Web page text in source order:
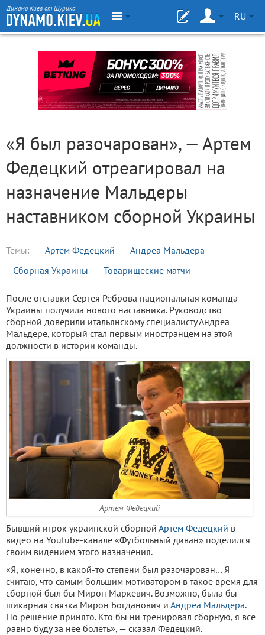
Динамо Киев от Шурика
RU
«Я был разочарован», — Артем
Федецкий отреагировал на
назначение Мальдеры
наставником сборной Украины
Темы: Артем Федецкий
Андреа Мальдера
Сборная Украины
Товарищеские матчи
После отставки Сергея Реброва национальная команда
Украины получила нового наставника. Руководство
сборной доверили итальянскому специалисту Андреа
Мальдере, который стал первым иностранцем на этой
должности в истории команды.
Артем Федецкий
Бывший игрок украинской сборной Артем Федецкий в
видео на Youtube-канале «Футбольный диван» поделился
своим видением этого назначения.
«Я, конечно, в какой-то степени был разочарован… Я
считаю, что самым большим мотиватором в такое время для
сборной был бы Мирон Маркевич. Возможно, была бы
шикарная связка Мирон Богданович и Андреа Мальдера.
Но решение принято. Кто бы ни тренировал сборную, я все
равно буду за нее болеть», — сказал Федецкий.